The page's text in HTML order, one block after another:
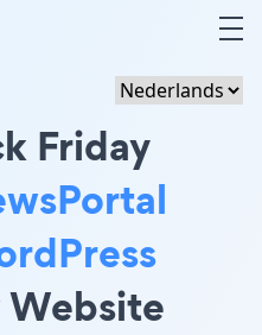
Friday
Website